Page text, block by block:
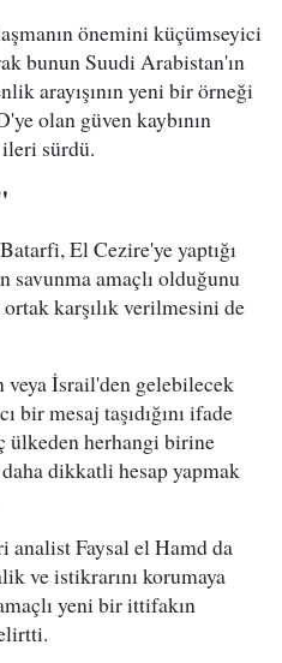
önemini küçümseyici
bunun Suudi Arabistan'ın
arayışının yeni bir örneği
olan güven kaybının
sürdü.
El Cezire'ye yaptığı
savunma amaçlı olduğunu
karşılık verilmesini de
İsrail'den gelebilecek
bir mesaj taşıdığını ifade
ülkeden herhangi birine
dikkatli hesap yapmak
analist Faysal el Hamd da
ve istikrarını korumaya
yeni bir ittifakın